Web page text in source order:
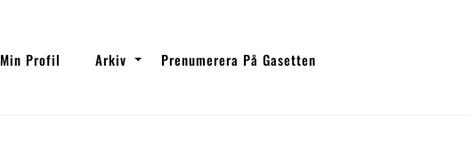
Min Profil Arkiv Prenumerera På Gasetten